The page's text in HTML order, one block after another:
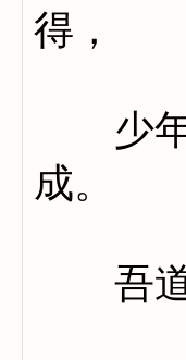
得，
少年
成。
吾道